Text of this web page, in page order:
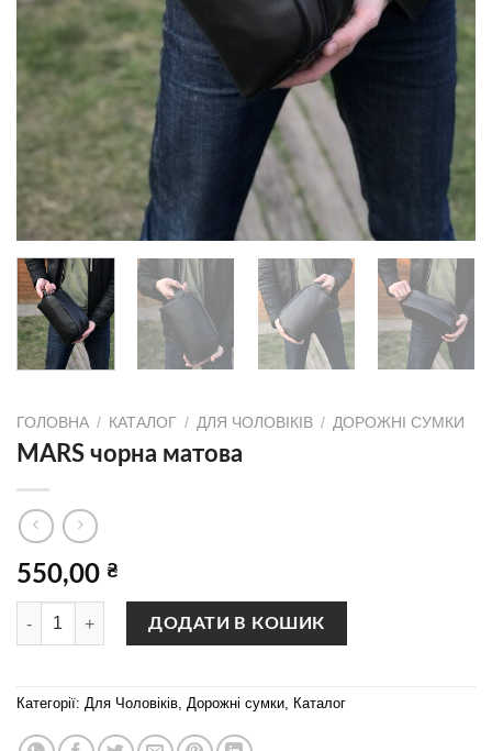
ГОЛОВНА / КАТАЛОГ / ДЛЯ ЧОЛОВІКІВ / ДОРОЖНІ СУМКИ
MARS чорна матова
550,00 ₴
MARS чорна матова кількість
ДОДАТИ В КОШИК
Категорії: Для Чоловіків, Дорожні сумки, Каталог